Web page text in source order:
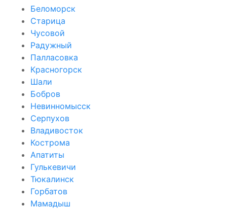
Беломорск
Старица
Чусовой
Радужный
Палласовка
Красногорск
Шали
Бобров
Невинномысск
Серпухов
Владивосток
Кострома
Апатиты
Гулькевичи
Тюкалинск
Горбатов
Мамадыш